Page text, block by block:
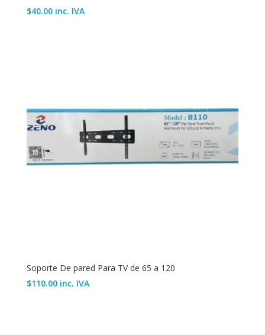
$40.00 inc. IVA
Soporte De pared Para TV de 65 a 120
$110.00 inc. IVA